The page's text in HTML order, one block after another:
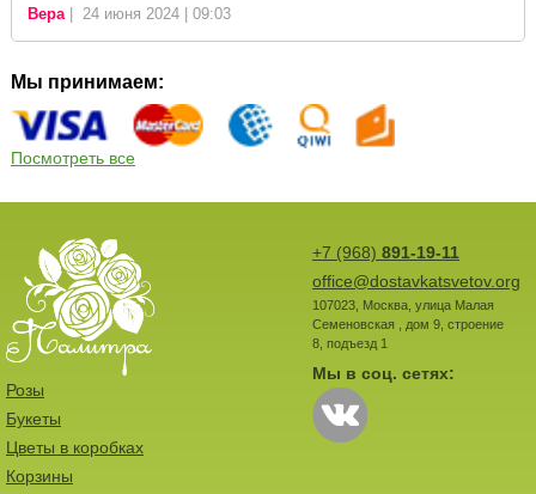
Вера| 24 июня 2024 | 09:03
Мы принимаем:
Посмотреть все
+7 (968) 891-19-11
office@dostavkatsvetov.org
107023, Москва, улица Малая
Семеновская , дом 9, строение
8, подъезд 1
Мы в соц. сетях:
Розы
Букеты
Цветы в коробках
Корзины